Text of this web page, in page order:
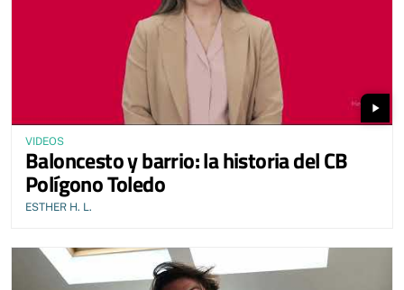
play_arrow
VIDEOS
Baloncesto y barrio: la historia del CB
Polígono Toledo
ESTHER H. L.